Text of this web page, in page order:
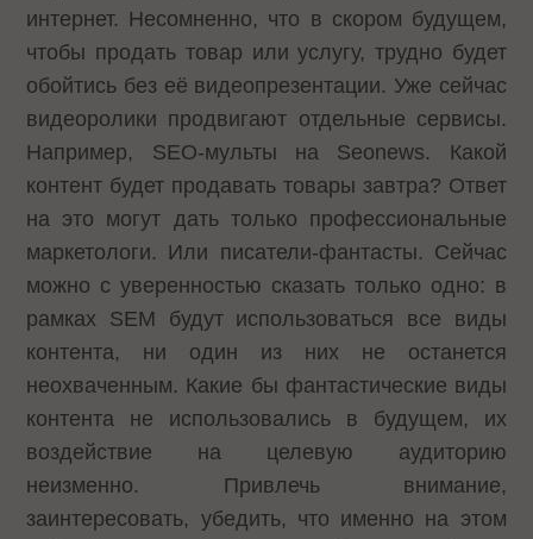
интернет. Несомненно, что в скором будущем,
чтобы продать товар или услугу, трудно будет
обойтись без её видеопрезентации. Уже сейчас
видеоролики продвигают отдельные сервисы.
Например, SEO-мульты на Seonews. Какой
контент будет продавать товары завтра? Ответ
на это могут дать только профессиональные
маркетологи. Или писатели-фантасты. Сейчас
можно с уверенностью сказать только одно: в
рамках SEM будут использоваться все виды
контента, ни один из них не останется
неохваченным. Какие бы фантастические виды
контента не использовались в будущем, их
воздействие на целевую аудиторию
неизменно. Привлечь внимание,
заинтересовать, убедить, что именно на этом